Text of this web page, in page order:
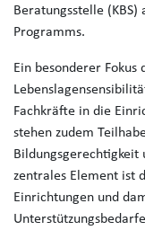
Beratungsstelle
Programms.
Ein besonderer
Fachkräfte in die
stehen zudem
zentrales Element ist
Einrichtungen und